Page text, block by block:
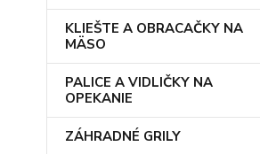
KLIEŠTE A OBRACAČKY NA
MÄSO
PALICE A VIDLIČKY NA
OPEKANIE
ZÁHRADNÉ GRILY